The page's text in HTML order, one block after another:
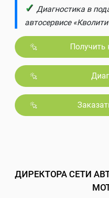
✓ Диагностика в
автосервисе
Получить
ДИРЕКТОРА СЕТИ